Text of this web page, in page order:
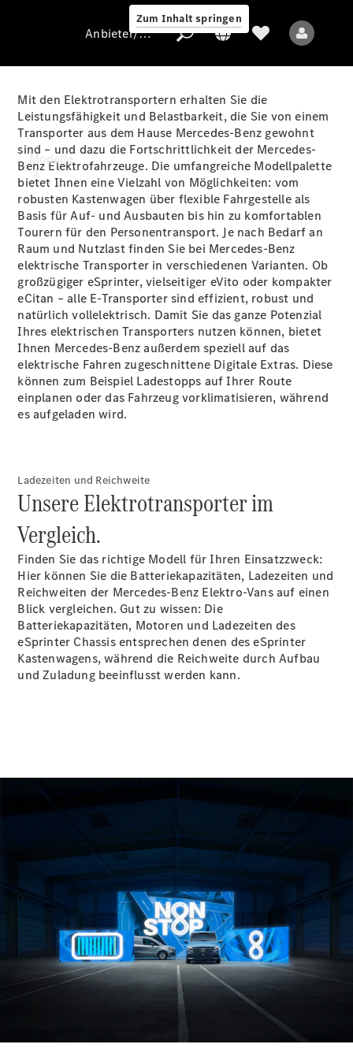
Zum Inhalt springen
Anbieter/Datenschutz
Modelle
Alle Modelle
Elektromodelle
Sprinter
Alle
Sprinter
Kastenwagen
Sprinter
Tourer
Sprinter
Fahrgestell
Sprinter
Fahrgestell
Doppelkabine
Sprinter
Pritschenfahrzeug
Vito
Alle Vito
Vito
Kastenwagen
Vito Mixto
Vito Tourer
Anbieter/Datenschutz
Mit den Elektrotransportern erhalten Sie die
Leistungsfähigkeit und Belastbarkeit, die Sie von einem
Transporter aus dem Hause Mercedes-Benz gewohnt
sind – und dazu die Fortschrittlichkeit der Mercedes-
Benz Elektrofahrzeuge. Die umfangreiche Modellpalette
bietet Ihnen eine Vielzahl von Möglichkeiten: vom
robusten Kastenwagen über flexible Fahrgestelle als
Basis für Auf- und Ausbauten bis hin zu komfortablen
Tourern für den Personentransport. Je nach Bedarf an
Raum und Nutzlast finden Sie bei Mercedes-Benz
elektrische Transporter in verschiedenen Varianten. Ob
großzügiger eSprinter, vielseitiger eVito oder kompakter
eCitan – alle E-Transporter sind effizient, robust und
natürlich vollelektrisch. Damit Sie das ganze Potenzial
Ihres elektrischen Transporters nutzen können, bietet
Ihnen Mercedes-Benz außerdem speziell auf das
elektrische Fahren zugeschnittene Digitale Extras. Diese
können zum Beispiel Ladestopps auf Ihrer Route
einplanen oder das Fahrzeug vorklimatisieren, während
es aufgeladen wird.
Ladezeiten und Reichweite
Unsere Elektrotransporter im
Vergleich.
Finden Sie das richtige Modell für Ihren Einsatzzweck:
Hier können Sie die Batteriekapazitäten, Ladezeiten und
Reichweiten der Mercedes-Benz Elektro-Vans auf einen
Blick vergleichen. Gut zu wissen: Die
Batteriekapazitäten, Motoren und Ladezeiten des
eSprinter Chassis entsprechen denen des eSprinter
Kastenwagens, während die Reichweite durch Aufbau
und Zuladung beeinflusst werden kann.